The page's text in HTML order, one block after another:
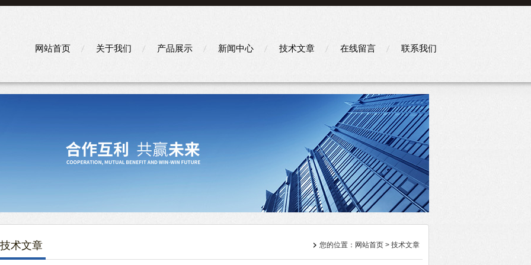
网站首页 关于我们 产品展示 新闻中心 技术文章 在线留言 联系我们
技术文章 您的位置： 网站首页 > 技术文章